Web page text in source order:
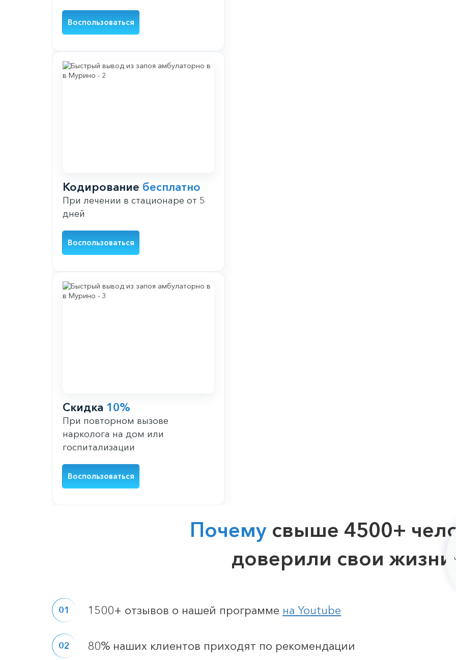
Воспользоваться
Кодирование бесплатно
При лечении в стационаре от 5
дней
Воспользоваться
Скидка 10%
При повторном вызове
нарколога на дом или
госпитализации
Воспользоваться
Почему свыше 4500+
доверили свои жизни
1500+ отзывов о нашей программе на Youtube
80% наших клиентов приходят по рекомендации